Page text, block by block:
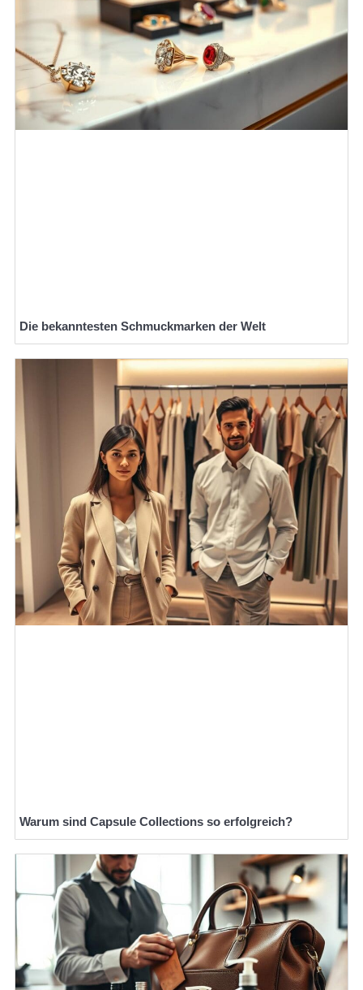
Die bekanntesten Schmuckmarken der Welt
Warum sind Capsule Collections so erfolgreich?